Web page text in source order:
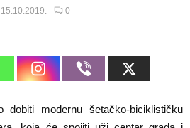
0
modernu šetačko-biciklističku